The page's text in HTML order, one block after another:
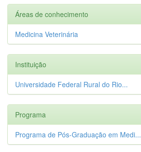
Áreas de conhecimento
Medicina Veterinária
Instituição
Universidade Federal Rural do Rio...
Programa
Programa de Pós-Graduação em Medi...